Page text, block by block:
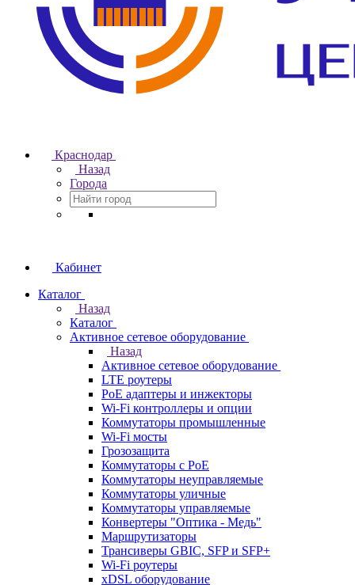
Краснодар
Назад
Города
Кабинет
Каталог
Назад
Каталог
Активное сетевое оборудование
Назад
Активное сетевое оборудование
LTE роутеры
PoE адаптеры и инжекторы
Wi-Fi контроллеры и опции
Коммутаторы промышленные
Wi-Fi мосты
Грозозащита
Коммутаторы c PoE
Коммутаторы неуправляемые
Коммутаторы уличные
Коммутаторы управляемые
Конвертеры "Оптика - Медь"
Маршрутизаторы
Трансиверы GBIC, SFP и SFP+
Wi-Fi роутеры
xDSL оборудование